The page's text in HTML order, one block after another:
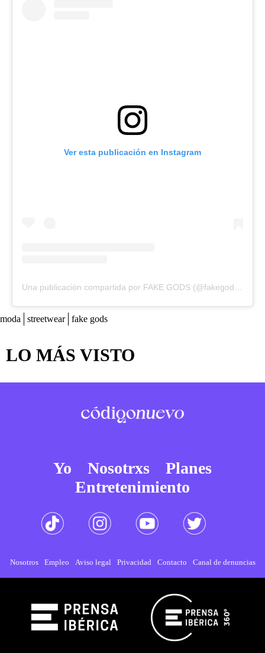
Ver esta publicación en Instagram
Una publicación compartida por FAKE GODS (@fakegodsbrand)
moda streetwear fake gods
LO MÁS VISTO
Yo Nosotrxs
Planes
Entretenimiento
Nosotros Empleo Aviso legal Privacidad Contacto Canal de denuncias